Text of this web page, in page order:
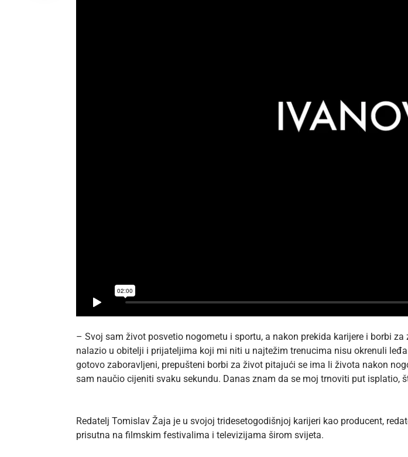
– Svoj sam život posvetio nogometu i sportu, a nakon prekida karijere i borbi
nalazio u obitelji i prijateljima koji mi niti u najtežim trenucima nisu okrenuli
gotovo zaboravljeni, prepušteni borbi za život pitajući se ima li života nakon
sam naučio cijeniti svaku sekundu. Danas znam da se moj trnoviti put
Redatelj Tomislav Žaja je u svojoj tridesetogodišnjoj karijeri kao producent,
prisutna na filmskim festivalima i televizijama širom svijeta.